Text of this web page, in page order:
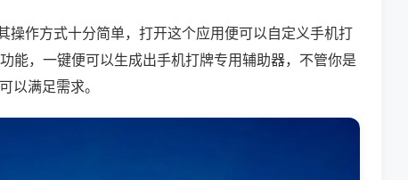
操作方式十分简单，打开这个应用便可以自定义手机打
能，一键便可以生成出手机打牌专用辅助器，不管你是
以满足需求。